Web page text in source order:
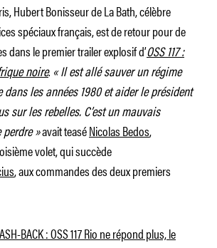
Hubert Bonisseur de La Bath, célèbre
spéciaux français, est de retour pour de
dans le premier trailer explosif d’OSS 117 :
noire. « Il est allé sauver un régime
les années 1980 et aider le président
sur les rebelles. C’est un mauvais
»avait teaséNicolas Bedos,
volet, qui succède
, aux commandes des deux premiers
BACK : OSS 117 Rio ne répond plus, le